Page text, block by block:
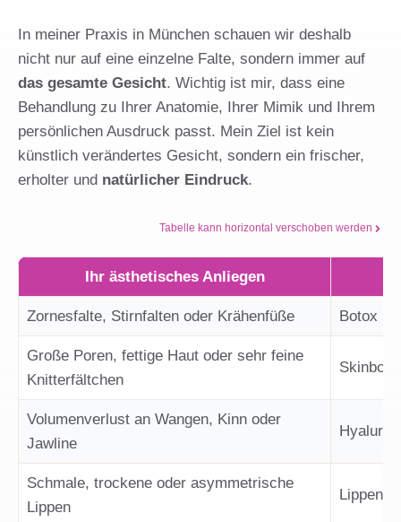
In meiner Praxis in München schauen wir deshalb
nicht nur auf eine einzelne Falte, sondern immer auf
das gesamte Gesicht. Wichtig ist mir, dass eine
Behandlung zu Ihrer Anatomie, Ihrer Mimik und Ihrem
persönlichen Ausdruck passt. Mein Ziel ist kein
künstlich verändertes Gesicht, sondern ein frischer,
erholter und natürlicher Eindruck.
Tabelle kann horizontal verschoben werden
Ihr ästhetisches Anliegen
Zornesfalte, Stirnfalten oder Krähenfüße Botox
Große Poren, fettige Haut oder sehr feine
Knitterfältchen
Volumenverlust an Wangen, Kinn oder
Jawline
Schmale, trockene oder asymmetrische
Lippen